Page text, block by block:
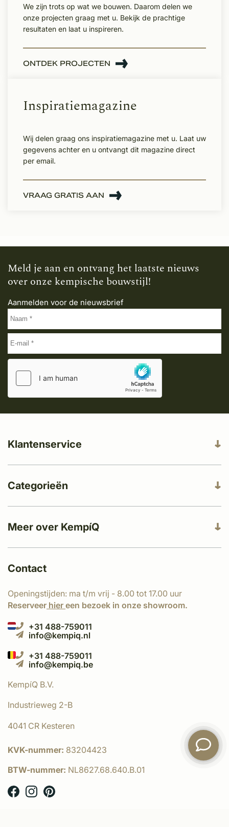
We zijn trots op wat we bouwen. Daarom delen we
onze projecten graag met u. Bekijk de prachtige
resultaten en laat u inspireren.
ONTDEK PROJECTEN
Inspiratiemagazine
Wij delen graag ons inspiratiemagazine met u. Laat uw
gegevens achter en u ontvangt dit magazine direct
per email.
VRAAG GRATIS AAN
Meld je aan en ontvang het laatste nieuws
over onze kempische bouwstijl!
Aanmelden voor de nieuwsbrief
Meer over KempíQ
Klantenservice
Categorieën
Contact
Openingstijden: ma t/m vrij - 8.00 tot 17.00 uur
Reserveer hier een bezoek in onze showroom.
+31 488-759011
info@kempiq.nl
+31 488-759011
info@kempiq.be
KempíQ B.V.
Industrieweg 2-B
4041 CR Kesteren
KVK-nummer: 83204423
BTW-nummer: NL8627.68.640.B.01